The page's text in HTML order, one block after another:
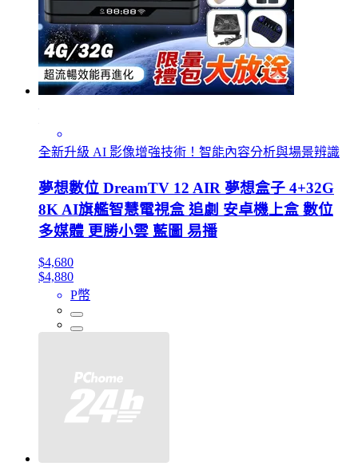
全新升級 AI 影像增強技術！智能內容分析與場景辨識
夢想數位 DreamTV 12 AIR 夢想盒子 4+32G
8K AI旗艦智慧電視盒 追劇 安卓機上盒 數位
多媒體 更勝小雲 藍圖 易播
$4,680
$4,880
P幣